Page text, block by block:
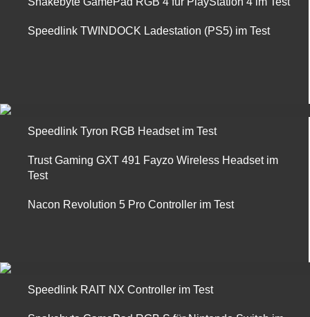
Speedlink TWINDOCK Ladestation (PS5) im Test
Speedlink Tyron RGB Headset im Test
Trust Gaming GXT 491 Fayzo Wireless Headset im
Test
Nacon Revolution 5 Pro Controller im Test
Speedlink RAIT NX Controller im Test